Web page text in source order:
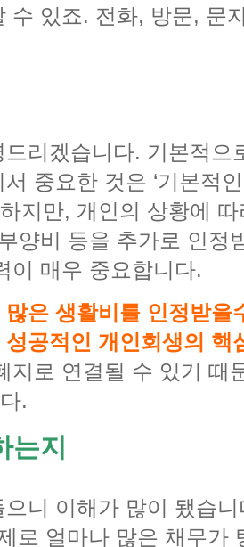
수 있죠. 전화, 방문, 문
리겠습니다. 기본적
중요한 것은 ‘기본적
지만, 개인의 상황에
양비 등을 추가로 인정
이 매우 중요합니다.
은 생활비를 인정받
공적인 개인회생의 핵
지로 연결될 수 있기 때
.
는지
니 이해가 많이 됐습
로 얼마나 많은 채무가